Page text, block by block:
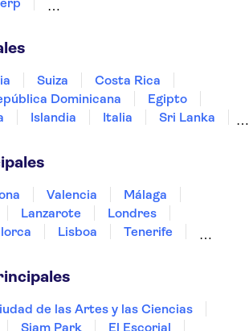
Historium Brujas
De Halve Maan Brewery
Suiza
Costa Rica
Dominicana
Egipto
Islandia Italia
Sri Lanka
Valencia
Málaga
Lanzarote
Londres
Lisboa
Tenerife
Granada
de las Artes y las Ciencias
Siam Park
El Escorial